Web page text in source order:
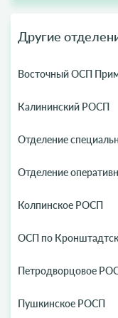
Другие
Восточный ОСП
Калининский РОСП
Отделение
Отделение
Колпинское РОСП
ОСП по
Петродворцовое
Пушкинское РОСП